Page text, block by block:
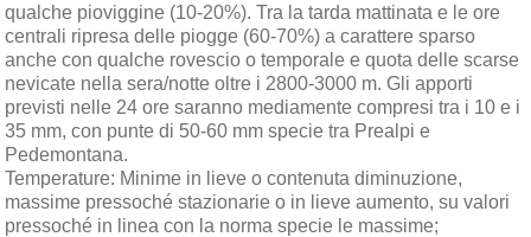
qualche pioviggine (10-20%). Tra la tarda mattinata e le ore
centrali ripresa delle piogge (60-70%) a carattere sparso
anche con qualche rovescio o temporale e quota delle scarse
nevicate nella sera/notte oltre i 2800-3000 m. Gli apporti
previsti nelle 24 ore saranno mediamente compresi tra i 10 e i
35 mm, con punte di 50-60 mm specie tra Prealpi e
Pedemontana.
Temperature: Minime in lieve o contenuta diminuzione,
massime pressoché stazionarie o in lieve aumento, su valori
pressoché in linea con la norma specie le massime;